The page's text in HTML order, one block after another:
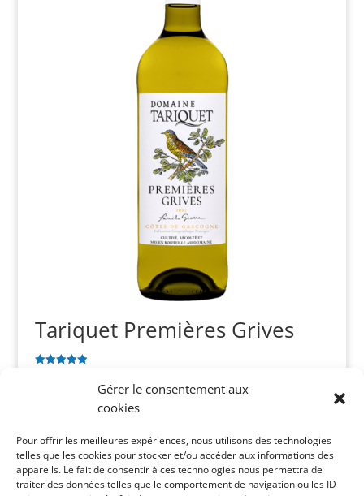
Gérer le consentement aux
cookies
Pour offrir les meilleures expériences, nous utilisons des technologies
telles que les cookies pour stocker et/ou accéder aux informations des
appareils. Le fait de consentir à ces technologies nous permettra de
traiter des données telles que le comportement de navigation ou les ID
Tariquet Premières Grives
Recherche
de
produits